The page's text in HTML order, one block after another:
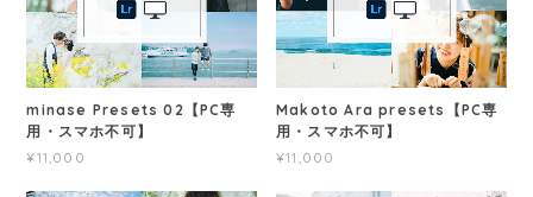
minase Presets 02【PC専
用・スマホ不可】
¥11,000
Makoto Ara presets【PC専
用・スマホ不可】
¥11,000